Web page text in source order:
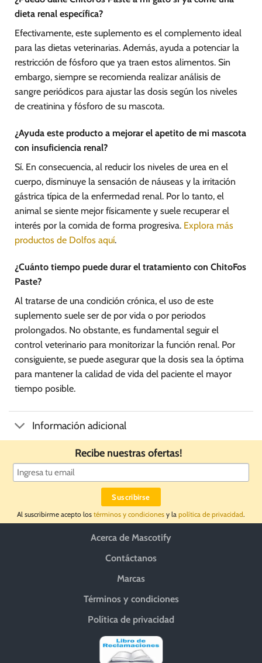
dieta renal específica?
Efectivamente, este suplemento es el complemento ideal
para las dietas veterinarias. Además, ayuda a potenciar la
restricción de fósforo que ya traen estos alimentos. Sin
embargo, siempre se recomienda realizar análisis de
sangre periódicos para ajustar las dosis según los niveles
de creatinina y fósforo de su mascota.
¿Ayuda este producto a mejorar el apetito de mi mascota
con insuficiencia renal?
Sí. En consecuencia, al reducir los niveles de urea en el
cuerpo, disminuye la sensación de náuseas y la irritación
gástrica típica de la enfermedad renal. Por lo tanto, el
animal se siente mejor físicamente y suele recuperar el
interés por la comida de forma progresiva. Explora más
productos de Dolfos aquí.
¿Cuánto tiempo puede durar el tratamiento con ChitoFos
Paste?
Al tratarse de una condición crónica, el uso de este
suplemento suele ser de por vida o por periodos
prolongados. No obstante, es fundamental seguir el
control veterinario para monitorizar la función renal. Por
consiguiente, se puede asegurar que la dosis sea la óptima
para mantener la calidad de vida del paciente el mayor
tiempo posible.
Información adicional
Recibe nuestras ofertas!
Al suscribirme acepto los términos y condiciones y la política de privacidad.
Acerca de Mascotify
Contáctanos
Marcas
Términos y condiciones
Política de privacidad